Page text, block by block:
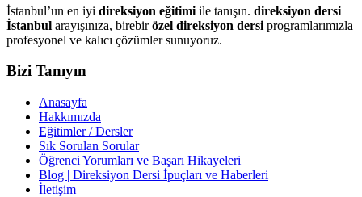
İstanbul’un en iyi direksiyon eğitimi ile tanışın. direksiyon dersi
İstanbul arayışınıza, birebirözel direksiyon dersi programlarımızla
profesyonel ve kalıcı çözümler sunuyoruz.
Bizi Tanıyın
Anasayfa
Hakkımızda
Eğitimler / Dersler
Sık Sorulan Sorular
Öğrenci Yorumları ve Başarı Hikayeleri
Blog | Direksiyon Dersi İpuçları ve Haberleri
İletişim